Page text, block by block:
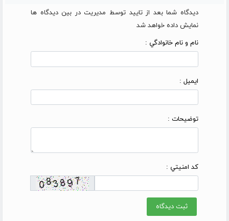
دیدگاه شما بعد از تایید توسط مدیریت در بین دیدگاه ها
نمایش داده خواهد شد
نام و نام خانوادگي :
ایمیل :
توضیحات :
کد امنيتي :